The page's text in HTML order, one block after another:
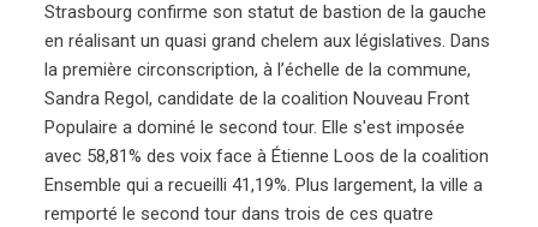
Strasbourg confirme son statut de bastion de la gauche
en réalisant un quasi grand chelem aux législatives. Dans
la première circonscription, à l’échelle de la commune,
Sandra Regol, candidate de la coalition Nouveau Front
Populaire a dominé le second tour. Elle s'est imposée
avec 58,81% des voix face à Étienne Loos de la coalition
Ensemble qui a recueilli 41,19%. Plus largement, la ville a
remporté le second tour dans trois de ces quatre